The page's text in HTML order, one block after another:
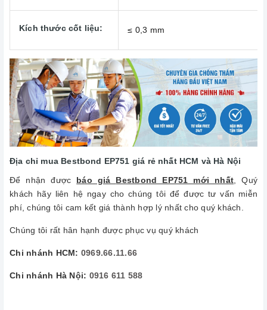
Kích thước cốt liệu: ≤ 0,3 mm
Địa chỉ mua Bestbond EP751 giá rẻ nhất HCM và Hà Nội
Để nhận được báo giá Bestbond EP751 mới nhất , Quý
khách hãy liên hệ ngay cho chúng tôi để được tư vấn miễn
phí, chúng tôi cam kết giá thành hợp lý nhất cho quý khách.
Chúng tôi rất hân hạnh được phục vụ quý khách
Chi nhánh HCM: 0969.66.11.66
Chi nhánh Hà Nội: 0916 611 588